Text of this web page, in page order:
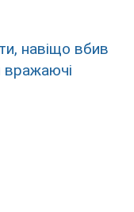
навіщо вбив